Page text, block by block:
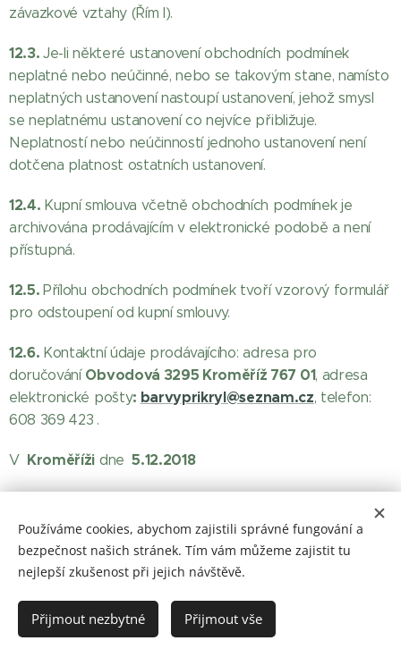
závazkové vztahy (Řím I).
12.3.Je-li některé ustanovení obchodních podmínek
neplatné nebo neúčinné, nebo se takovým stane, namísto
neplatných ustanovení nastoupí ustanovení, jehož smysl
se neplatnému ustanovení co nejvíce přibližuje.
Neplatností nebo neúčinností jednoho ustanovení není
dotčena platnost ostatních ustanovení.
12.4. Kupní smlouva včetně obchodních podmínek je
archivována prodávajícím v elektronické podobě a není
přístupná.
12.5.Přílohu obchodních podmínek tvoří vzorový formulář
pro odstoupení od kupní smlouvy.
12.6. Kontaktní údaje prodávajícího: adresa pro
doručování Obvodová 3295 Kroměříž 767 01, adresa
elektronické pošty: barvyprikryl@seznam.cz, telefon:
608 369 423 .
V Kroměříži dne 5.12.2018
barvylaky.net
Cookies
Používáme cookies, abychom zajistili správné fungování a
bezpečnost našich stránek. Tím vám můžeme zajistit tu
nejlepší zkušenost při jejich návštěvě.
Přijmout nezbytné Přijmout vše